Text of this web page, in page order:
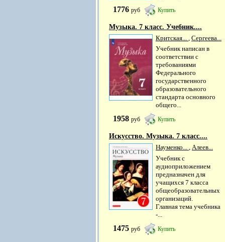
1776 руб Купить
Музыка. 7 класс. Учебник....
Критская... , Сергеева...
Учебник написан в
соответствии с
требованиями
Федерального
государственного
образовательного
стандарта основного
общего...
1958 руб Купить
Искусство. Музыка. 7 класс....
Науменко... , Алеев...
Учебник с
аудиоприложением
предназначен для
учащихся 7 класса
общеобразовательных
организаций.
Главная тема учебника
-...
1475 руб Купить